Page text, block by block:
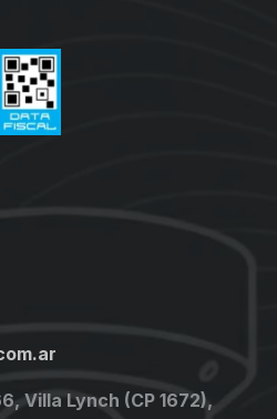
Villa Lynch (CP 1672),